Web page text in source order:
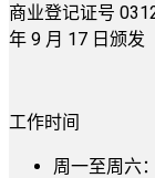
商业登记证号
年 9 月 17 日颁发
工作时间
周一至周六